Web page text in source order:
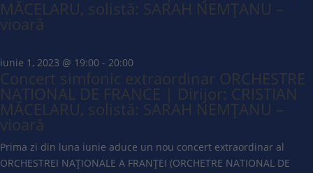
MĂCELARU, solistă: SARAH NEMȚANU –
vioară
iunie 1, 2023 @ 19:00 - 20:00
Concert simfonic extraordinar ORCHESTRE
NATIONAL DE FRANCE | Dirijor: CRISTIAN
MĂCELARU, solistă: SARAH NEMȚANU –
vioară
Prima zi din luna iunie aduce un nou concert extraordinar al
ORCHESTREI NAȚIONALE A FRANȚEI (ORCHETRE NATIONAL DE